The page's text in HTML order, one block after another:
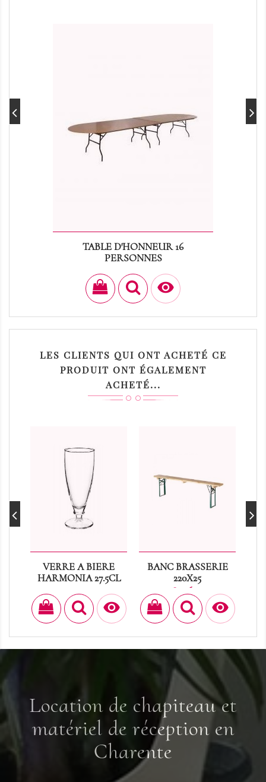
TABLE D'HONNEUR 16
PERSONNES
Prix
34,00 €

LES CLIENTS QUI ONT ACHETÉ CE
PRODUIT ONT ÉGALEMENT
ACHETÉ...
VERRE A BIERE
HARMONIA 27.5CL
Prix
0,30 €

BANC BRASSERIE
220X25
Prix
8,16 €

Location de chapiteau et
matériel de réception en
Charente